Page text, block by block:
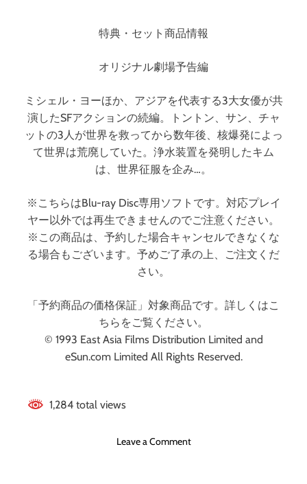
リ
ス
タ
版
（
ブ
ル
ー
イ
ィ
ス
ク
ク）
特典・セット商品情報
オリジナル劇場予告編
ミシェル・ヨーほか、アジアを代表する3大女優が共
演したSFアクションの続編。トントン、サン、チャ
ットの3人が世界を救ってから数年後、核爆発によっ
て世界は荒廃していた。浄水装置を発明したキム
は、世界征服を企み…。
※こちらはBlu-ray Disc専用ソフトです。対応プレイ
ヤー以外では再生できませんのでご注意ください。
※この商品は、予約した場合キャンセルできなくな
る場合もございます。予めご了承の上、ご注文くだ
さい。
「予約商品の価格保証」対象商品です。詳しくはこ
ちらをご覧ください。
© 1993 East Asia Films Distribution Limited and
eSun.com Limited All Rights Reserved.
1,284 total views
Leave a Commento